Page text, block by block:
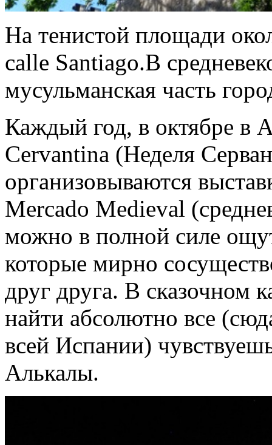
На тенистой площади
calle Santiago.В
мусульманская часть
Каждый год, в октябре в
Cervantina (Неделя
организовываются
Mercado Medieval
можно в полной силе
которые мирно
друг друга. В сказочном
найти абсолютно все
всей Испании)
Алькалы.